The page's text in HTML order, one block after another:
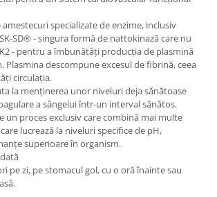
specializate de enzime, inclusiv
SD® - singura formă de nattokinază care nu
- pentru a îmbunătăți producția de plasmină
Plasmina descompune excesul de fibrină, ceea
circulația.
la menținerea unor niveluri deja sănătoase
a sângelui într-un interval sănătos.
un proces exclusiv care combină mai multe
lucrează la niveluri specifice de pH,
superioare în organism.
pe zi, pe stomacul gol, cu o oră înainte sau